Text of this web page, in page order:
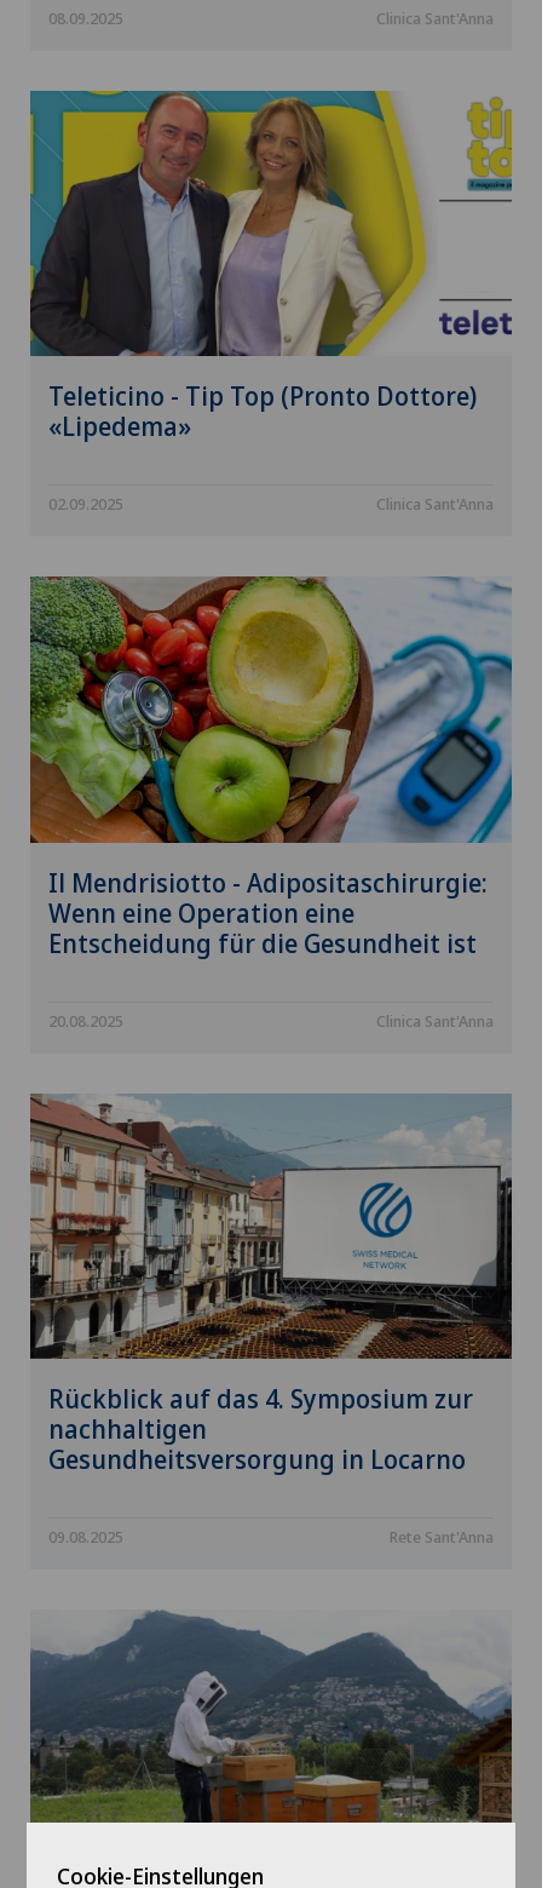
08.09.2025 Clinica Sant'Anna
Teleticino - Tip Top (Pronto Dottore)
«Lipedema»
02.09.2025 Clinica Sant'Anna
Il Mendrisiotto - Adipositaschirurgie:
Wenn eine Operation eine
Entscheidung für die Gesundheit ist
20.08.2025 Clinica Sant'Anna
Rückblick auf das 4. Symposium zur
nachhaltigen
Gesundheitsversorgung in Locarno
09.08.2025 Rete Sant'Anna
Cookie-Einstellungen